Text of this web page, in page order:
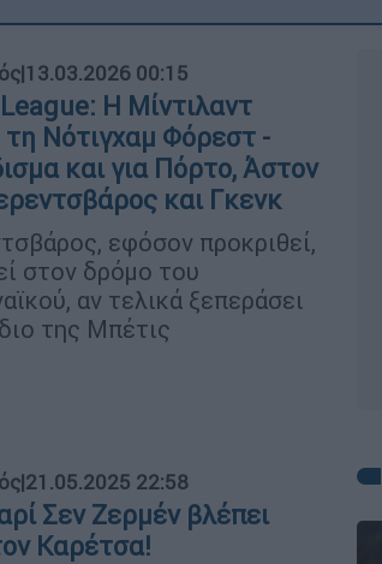
|13.03.2026 00:15
Η Μίντιλαντ
Νότιγχαμ Φόρεστ -
και για Πόρτο, Άστον
και Γκενκ
εφόσον προκριθεί,
στον δρόμο του
αν τελικά ξεπεράσει
της Μπέτις
|21.05.2025 22:58
Σεν Ζερμέν βλέπει
Καρέτσα!